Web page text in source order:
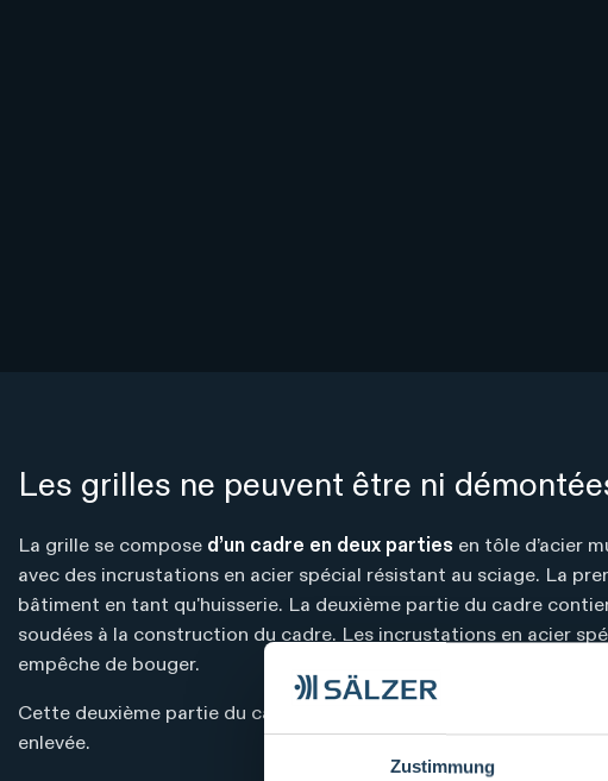
Zustimmung
Les grilles ne peuvent être ni
La grille se compose d’un cadre en deux parties en tôle d’acier
avec des incrustations en acier spécial résistant au sciage. La
bâtiment en tant qu'huisserie. La deuxième partie du cadre
soudées à la construction du cadre. Les incrustations en acier
empêche de bouger.
Cette deuxième partie du cadre est fixée à la première partie de
enlevée.